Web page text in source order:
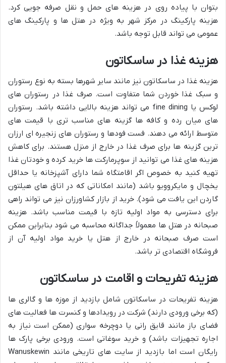
بتوان با پیاده روی در هزینه های حمل و نقل صرفه جویی کرد.
هزینه پارکینگ در مرکز شهر به ویژه در هتل ها و پارکینگ های
عمومی می تواند قابل توجه باشد.
هزینه غذا در ساسکاتون
هزینه غذا در ساسکاتون نیز مانند سایر شهرها بسته به نوع رستوران
و سبک غذا خوردن شما متفاوت است. صرف غذا در رستوران های
لوکس یا fine dining می تواند هزینه بالایی داشته باشد. رستوران
های میان رده و کافه ها گزینه های مناسب تری با قیمت های
متوسط ارائه می دهند. فست فودها و رستوران های زنجیره ای ارزان
ترین گزینه ها برای صرف غذا در خارج از منزل هستند. برای کاهش
هزینه های غذا می توانید از سوپرمارکت ها خرید کرده و خودتان غذا
تهیه کنید به خصوص اگر اقامتگاه شما دارای آشپزخانه یا حداقل
یخچال و مایکروویو باشد (مانند امکاناتی که در اتاق های هیلتون
گاردن این یافت می شود). خرید از بازار کشاورزان نیز می تواند راهی
برای دسترسی به مواد اولیه تازه با قیمت مناسب باشد. هزینه
صبحانه در هتل ها معمولاً جداگانه محاسبه می شود بنابراین ممکن
است صرف صبحانه در خارج از هتل یا خرید مواد اولیه آن از
فروشگاه اقتصادی تر باشد.
هزینه تفریحات و اقامت در ساسکاتون
هزینه تفریحات در ساسکاتون شامل بازدید از موزه ها و گالری ها
(که برخی ورودی دارند) شرکت در رویدادها و کنسرت ها فعالیت های
فضای باز مانند قایق رانی یا دوچرخه سواری (ممکن است نیاز به
اجاره تجهیزات باشد) و خرید سوغاتی است. ورودی برخی پارک ها
رایگان است اما بازدید از سایت های تاریخی مانند Wanuskewin